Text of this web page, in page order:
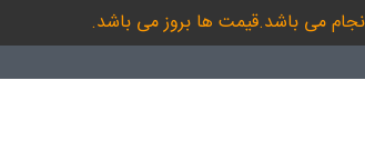
می باشد.قیمت ها بروز می باشد.